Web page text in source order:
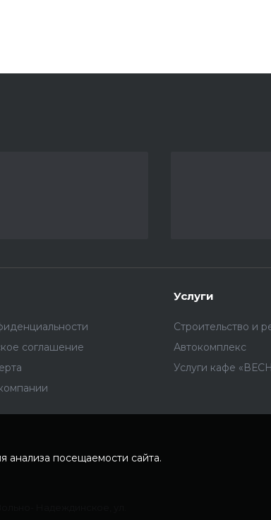
соглашение
Услуги
Строительство и
Автокомплекс
Услуги кафе
Надеждинское, ул.
посещаемости сайта.